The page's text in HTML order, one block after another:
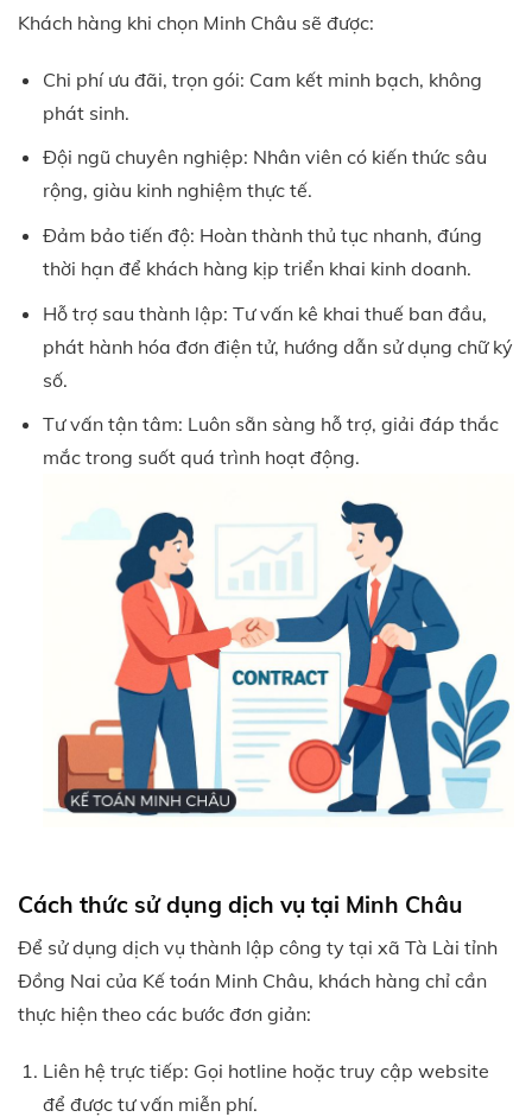
Khách hàng khi chọn Minh Châu sẽ được:
Chi phí ưu đãi, trọn gói: Cam kết minh bạch, không
phát sinh.
Đội ngũ chuyên nghiệp: Nhân viên có kiến thức sâu
rộng, giàu kinh nghiệm thực tế.
Đảm bảo tiến độ: Hoàn thành thủ tục nhanh, đúng
thời hạn để khách hàng kịp triển khai kinh doanh.
Hỗ trợ sau thành lập: Tư vấn kê khai thuế ban đầu,
phát hành hóa đơn điện tử, hướng dẫn sử dụng chữ ký
số.
Tư vấn tận tâm: Luôn sẵn sàng hỗ trợ, giải đáp thắc
mắc trong suốt quá trình hoạt động.
Cách thức sử dụng dịch vụ tại Minh Châu
Để sử dụng dịch vụ thành lập công ty tại xã Tà Lài tỉnh
Đồng Nai của Kế toán Minh Châu, khách hàng chỉ cần
thực hiện theo các bước đơn giản:
Liên hệ trực tiếp: Gọi hotline hoặc truy cập website
để được tư vấn miễn phí.